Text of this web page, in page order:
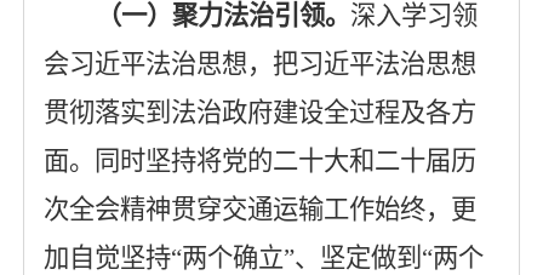
（一）聚力法治引领。 深入学习领
会习近平法治思想，把习近平法治思想
贯彻落实到法治政府建设全过程及各方
面。同时坚持将党的二十大和二十届历
次全会精神贯穿交通运输工作始终，更
加自觉坚持“两个确立”、坚定做到“两个